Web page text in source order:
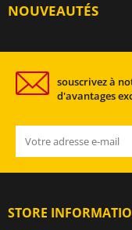
NOUVEAUTÉS
souscrivez à
d'avantages
STORE